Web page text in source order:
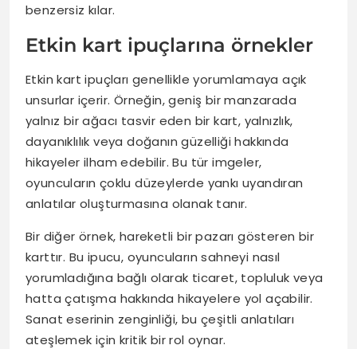
benzersiz kılar.
Etkin kart ipuçlarına örnekler
Etkin kart ipuçları genellikle yorumlamaya açık
unsurlar içerir. Örneğin, geniş bir manzarada
yalnız bir ağacı tasvir eden bir kart, yalnızlık,
dayanıklılık veya doğanın güzelliği hakkında
hikayeler ilham edebilir. Bu tür imgeler,
oyuncuların çoklu düzeylerde yankı uyandıran
anlatılar oluşturmasına olanak tanır.
Bir diğer örnek, hareketli bir pazarı gösteren bir
karttır. Bu ipucu, oyuncuların sahneyi nasıl
yorumladığına bağlı olarak ticaret, topluluk veya
hatta çatışma hakkında hikayelere yol açabilir.
Sanat eserinin zenginliği, bu çeşitli anlatıları
ateşlemek için kritik bir rol oynar.